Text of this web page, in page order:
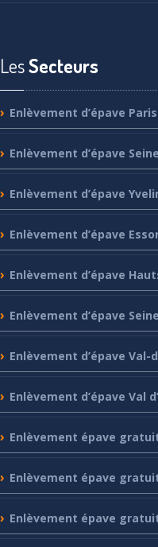
LesSecteurs
Enlèvement d’épave
Enlèvement d’épave
Enlèvement d’épave
Enlèvement d’épave
Enlèvement d’épave
Enlèvement d’épave
Enlèvement d’épave Val-
Enlèvement d’épave Val
Enlèvement épave
Enlèvement épave
Enlèvement épave